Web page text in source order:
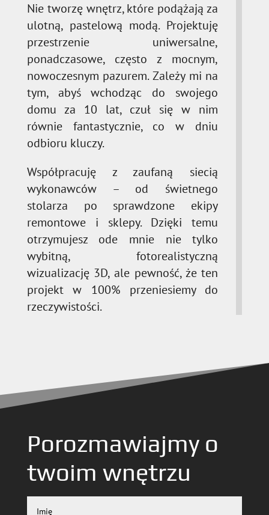
Nie tworzę wnętrz, które podążają za
ulotną, pastelową modą. Projektuję
przestrzenie uniwersalne,
ponadczasowe, często z mocnym,
nowoczesnym pazurem. Zależy mi na
tym, abyś wchodząc do swojego
domu za 10 lat, czuł się w nim
równie fantastycznie, co w dniu
odbioru kluczy.
Współpracuję z zaufaną siecią
wykonawców – od świetnego
stolarza po sprawdzone ekipy
remontowe i sklepy. Dzięki temu
otrzymujesz ode mnie nie tylko
wybitną, fotorealistyczną
wizualizację 3D, ale pewność, że ten
projekt w 100% przeniesiemy do
rzeczywistości.
Porozmawiajmy o
twoim wnętrzu